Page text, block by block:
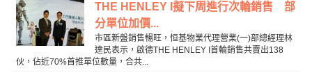
THE HENLEY I擬下周進行次輪銷售 部
分單位加價...
市區新盤銷售暢旺，恒基物業代理營業(一)部總經理林
達民表示，啟德THE HENLEY I首輪銷售共賣出138
伙，佔近70%首推單位數量，合共...